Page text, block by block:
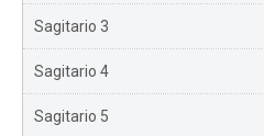
Sagitario 3
Sagitario 4
Sagitario 5